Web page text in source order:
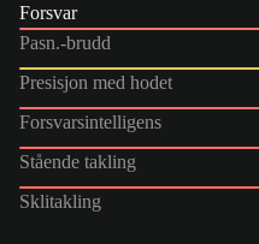
Forsvar
Pasn.-brudd
Presisjon med hodet
Forsvarsintelligens
Stående takling
Sklitakling